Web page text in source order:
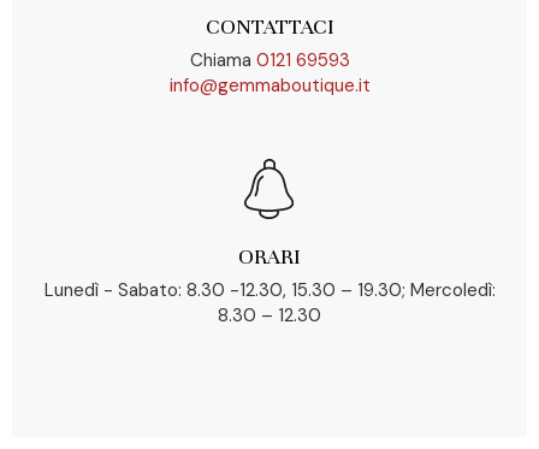
CONTATTACI
Chiama 0121 69593
info@gemmaboutique.it
ORARI
Lunedì - Sabato: 8.30 -12.30, 15.30 – 19.30; Mercoledì:
8.30 – 12.30